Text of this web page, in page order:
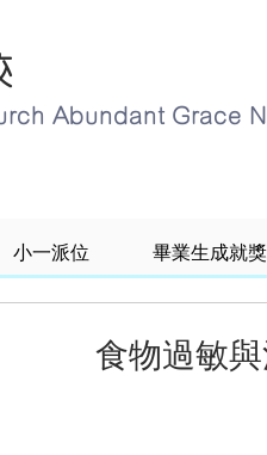
Abundant Grace
小一派位 畢業生成就
食物過敏